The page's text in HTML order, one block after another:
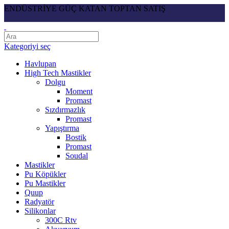
ENDÜSTRİYE GÜÇ KATAN TOPTAN SATIŞ
Kategoriyi seç
Havlupan
High Tech Mastikler
Dolgu
Moment
Promast
Sızdırmazlık
Promast
Yapıştırma
Bostik
Promast
Soudal
Mastikler
Pu Köpükler
Pu Mastikler
Quup
Radyatör
Silikonlar
300C Rtv